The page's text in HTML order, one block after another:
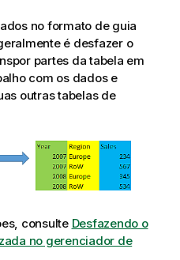
no formato de guia
é desfazer o
partes da tabela em
com os dados e
outras tabelas de
consulte Desfazendo o
no gerenciador de